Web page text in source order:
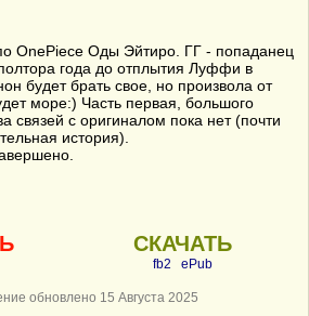
OnePiece Оды Эйтиро. ГГ - попаданец
года до отплытия Луффи в
будет брать свое, но произвола от
море:) Часть первая, большого
связей с оригиналом пока нет (почти
история).
СКАЧАТЬ
fb2 ePub
обновлено 15 Августа 2025